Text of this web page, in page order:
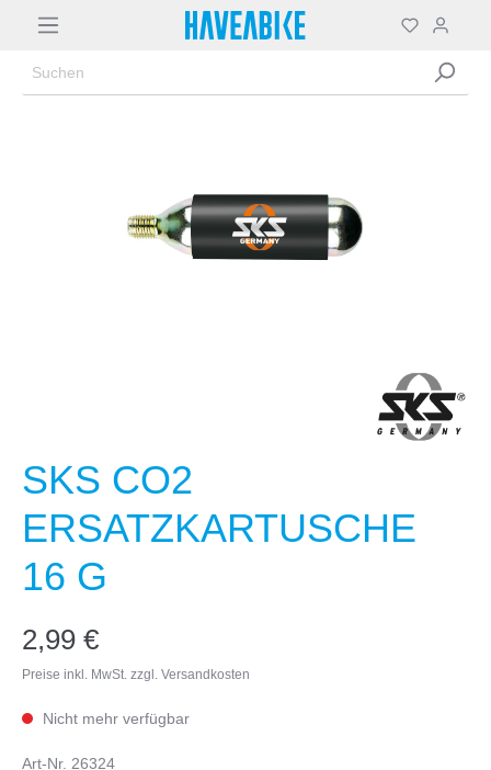
SKS CO2
ERSATZKARTUSCHE
16 G
2,99 €
Preise inkl. MwSt. zzgl. Versandkosten
Nicht mehr verfügbar
Art-Nr. 26324